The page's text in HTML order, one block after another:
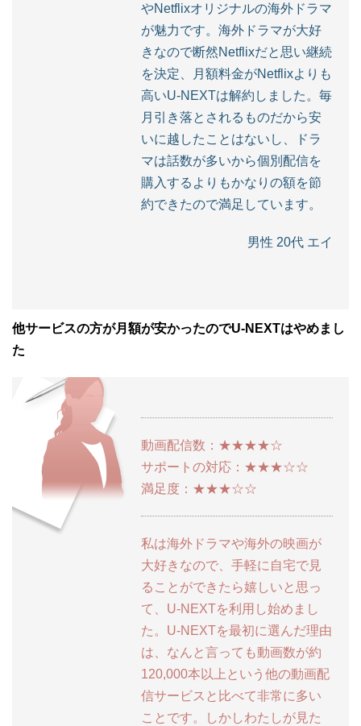
やNetflixオリジナルの海外ドラマ
が魅力です。海外ドラマが大好
きなので断然Netflixだと思い継続
を決定、月額料金がNetflixよりも
高いU-NEXTは解約しました。毎
月引き落とされるものだから安
いに越したことはないし、ドラ
マは話数が多いから個別配信を
購入するよりもかなりの額を節
約できたので満足しています。
男性 20代 エイ
他サービスの方が月額が安かったのでU-NEXTはやめまし
た
動画配信数：★★★★☆
サポートの対応：★★★☆☆
満足度：★★★☆☆
私は海外ドラマや海外の映画が
大好きなので、手軽に自宅で見
ることができたら嬉しいと思っ
て、U-NEXTを利用し始めまし
た。U-NEXTを最初に選んだ理由
は、なんと言っても動画数が約
120,000本以上という他の動画配
信サービスと比べて非常に多い
ことです。しかしわたしが見た